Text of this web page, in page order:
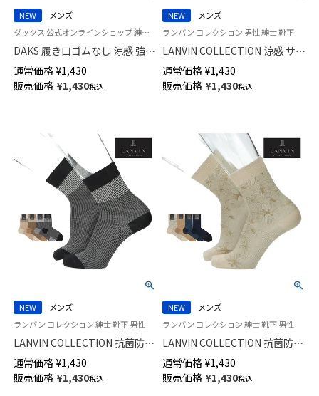
NEW
メンズ
ダックス 公式オンラインショップ 紳士 靴下
DAKS 履き口ゴムなし 涼感 強撚
糸使用 ビジネスソックス 抗菌
防臭 消臭加工 ミドル丈 メンズ
02502720
通常価格 ¥1,430
販売価格 ¥1,430税込
NEW
メンズ
ランバン コレクション 男性 紳士 靴下
LANVIN COLLECTION 涼感 サラ
っとした加工糸使用 抗菌防臭
ダイヤモンド メッシュ スニー
カー丈 カジュアル ソックス メ
通常価格 ¥1,430
販売価格 ¥1,430税込
NEW
メンズ
ランバン コレクション 紳士 靴下 男性
LANVIN COLLECTION 抗菌防臭
千鳥格子切替 Hiゲージ ミドル
丈 カジュアル ソックス メンズ
02412145
通常価格 ¥1,430
販売価格 ¥1,430税込
NEW
メンズ
ランバン コレクション 紳士 靴下 男性
LANVIN COLLECTION 抗菌防臭
Hiゲージ ALOHAパリデザイン
ミドル丈 カジュアル ソックス
メンズ 02412144
通常価格 ¥1,430
販売価格 ¥1,430税込